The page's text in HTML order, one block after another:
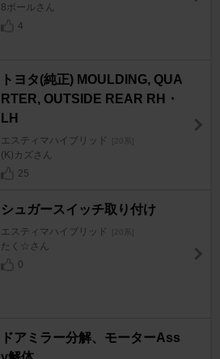
8ボールさん
4
トヨタ(純正) MOULDING, QUA
RTER, OUTSIDE REAR RH・
LH
エスティマハイブリッド [20系]
(K)カズさん
25
シュガースイッチ取り付け
エスティマハイブリッド [20系]
たく☆さん
0
ドアミラー分解、モーターAss